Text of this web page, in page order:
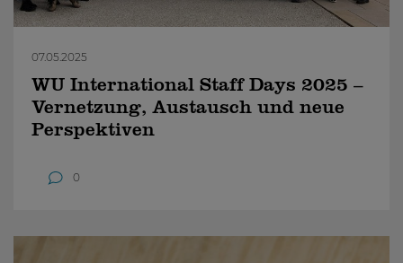
07.05.2025
WU International Staff Days 2025 –
Vernetzung, Austausch und neue
Perspektiven
0